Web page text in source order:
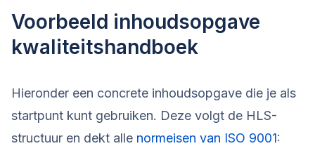
Voorbeeld inhoudsopgave
kwaliteitshandboek
Hieronder een concrete inhoudsopgave die je als
startpunt kunt gebruiken. Deze volgt de HLS-
structuur en dekt alle normeisen van ISO 9001: